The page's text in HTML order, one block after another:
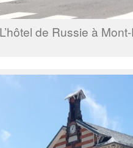
L’hôtel de Russie à